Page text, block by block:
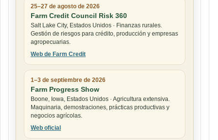
25–27 de agosto de 2026
Farm Credit Council Risk 360
Salt Lake City, Estados Unidos · Finanzas rurales.
Gestión de riesgos para crédito, producción y empresas
agropecuarias.
Web de Farm Credit
1–3 de septiembre de 2026
Farm Progress Show
Boone, Iowa, Estados Unidos · Agricultura extensiva.
Maquinaria, demostraciones, prácticas productivas y
negocios agrícolas.
Web oficial